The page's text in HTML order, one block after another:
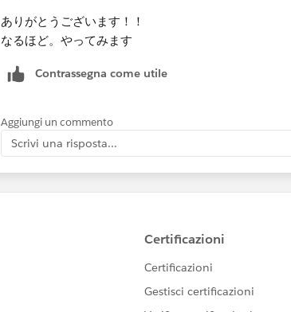
ありがとうございます！！
なるほど。やってみます
Contrassegna come utile
Aggiungi un commento
Scrivi una risposta...